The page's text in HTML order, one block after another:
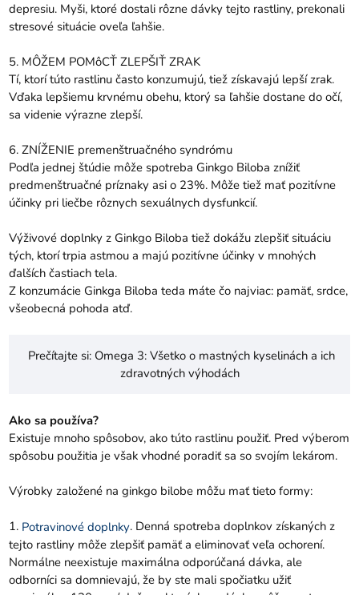
depresiu. Myši, ktoré dostali rôzne dávky tejto rastliny, prekonali
stresové situácie oveľa ľahšie.
5. MÔŽEM POMôCŤ ZLEPŠIŤ ZRAK
Tí, ktorí túto rastlinu často konzumujú, tiež získavajú lepší zrak.
Vďaka lepšiemu krvnému obehu, ktorý sa ľahšie dostane do očí,
sa videnie výrazne zlepší.
6. ZNÍŽENIE premenštruačného syndrómu
Podľa jednej štúdie môže spotreba Ginkgo Biloba znížiť
predmenštruačné príznaky asi o 23%. Môže tiež mať pozitívne
účinky pri liečbe rôznych sexuálnych dysfunkcií.
Výživové doplnky z Ginkgo Biloba tiež dokážu zlepšiť situáciu
tých, ktorí trpia astmou a majú pozitívne účinky v mnohých
ďalších častiach tela.
Z konzumácie Ginkga Biloba teda máte čo najviac: pamäť, srdce,
všeobecná pohoda atď.
Prečítajte si: Omega 3: Všetko o mastných kyselinách a ich
zdravotných výhodách
Ako sa používa?
Existuje mnoho spôsobov, ako túto rastlinu použiť. Pred výberom
spôsobu použitia je však vhodné poradiť sa so svojím lekárom.
Výrobky založené na ginkgo bilobe môžu mať tieto formy:
1. Potravinové doplnky. Denná spotreba doplnkov získaných z
tejto rastliny môže zlepšiť pamäť a eliminovať veľa ochorení.
Normálne neexistuje maximálna odporúčaná dávka, ale
odborníci sa domnievajú, že by ste mali spočiatku užiť